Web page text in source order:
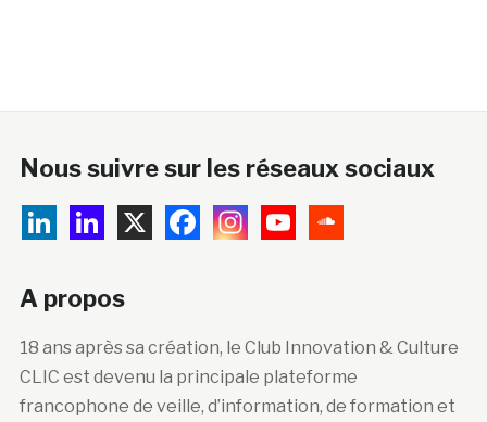
Nous suivre sur les réseaux sociaux
A propos
18 ans après sa création, le Club Innovation & Culture
CLIC est devenu la principale plateforme
francophone de veille, d’information, de formation et